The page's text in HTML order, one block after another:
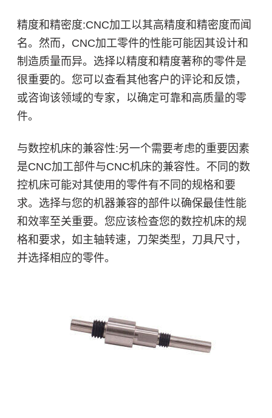
精度和精密度:CNC加工以其高精度和精密度而闻
名。然而，CNC加工零件的性能可能因其设计和
制造质量而异。选择以精度和精度著称的零件是
很重要的。您可以查看其他客户的评论和反馈，
或咨询该领域的专家，以确定可靠和高质量的零
件。
与数控机床的兼容性:另一个需要考虑的重要因素
是CNC加工部件与CNC机床的兼容性。不同的数
控机床可能对其使用的零件有不同的规格和要
求。选择与您的机器兼容的部件以确保最佳性能
和效率至关重要。您应该检查您的数控机床的规
格和要求，如主轴转速，刀架类型，刀具尺寸，
并选择相应的零件。